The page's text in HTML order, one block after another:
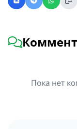
Пока нет